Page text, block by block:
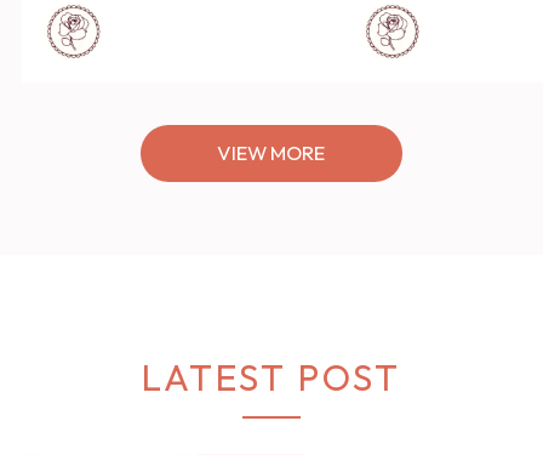
VIEW MORE
LATEST POST